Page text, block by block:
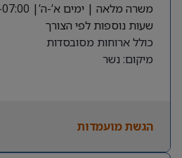
משרה מלאה | ימים א’-ה’| 07:00–17:00
שעות נוספות לפי הצורך
כולל ארוחות מסובסדות
מיקום: נשר
הגשת מועמדות